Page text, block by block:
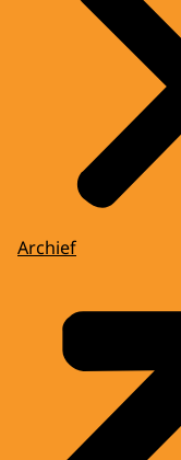
Archief